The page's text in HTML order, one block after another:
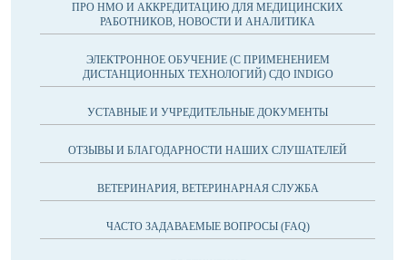
ПРО НМО И АККРЕДИТАЦИЮ ДЛЯ МЕДИЦИНСКИХ
РАБОТНИКОВ, НОВОСТИ И АНАЛИТИКА
ЭЛЕКТРОННОЕ ОБУЧЕНИЕ (С ПРИМЕНЕНИЕМ
ДИСТАНЦИОННЫХ ТЕХНОЛОГИЙ) СДО INDIGO
УСТАВНЫЕ И УЧРЕДИТЕЛЬНЫЕ ДОКУМЕНТЫ
ОТЗЫВЫ И БЛАГОДАРНОСТИ НАШИХ СЛУШАТЕЛЕЙ
ВЕТЕРИНАРИЯ, ВЕТЕРИНАРНАЯ СЛУЖБА
ЧАСТО ЗАДАВАЕМЫЕ ВОПРОСЫ (FAQ)